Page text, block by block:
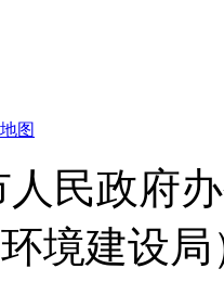
图
民政府
境建设局